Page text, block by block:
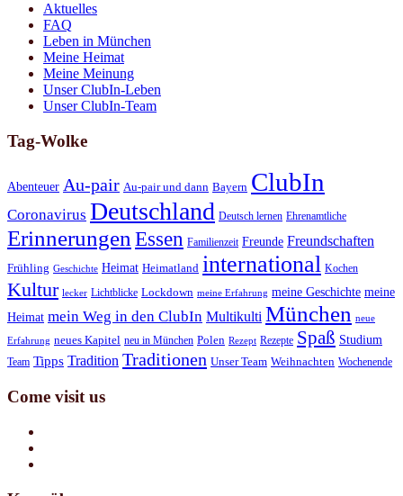
Aktuelles
FAQ
Leben in München
Meine Heimat
Meine Meinung
Unser ClubIn-Leben
Unser ClubIn-Team
Tag-Wolke
Abenteuer Au-pair Au-pair und dann Bayern ClubIn
Coronavirus Deutschland Deutsch lernen Ehrenamtliche
ErinnerungenEssen Familienzeit Freunde Freundschaften
Frühling Geschichte Heimat Heimatland international Kochen
Kultur lecker Lichtblicke Lockdown meine Erfahrung meine Geschichte meine
Heimat mein Weg in den ClubIn Multikulti München neue
Erfahrung neues Kapitel neu in München Polen Rezept Rezepte Spaß Studium
Team Tipps Tradition Traditionen Unser Team Weihnachten Wochenende
Come visit us